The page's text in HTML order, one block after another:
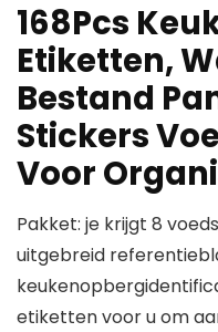
168Pcs
Etiketten,
Bestand
Stickers
Voor
Pakket: je krijgt 8
uitgebreid
etiketten voor u om